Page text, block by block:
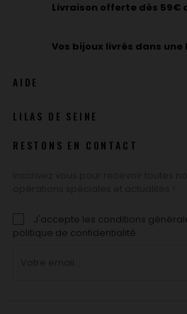
Livraison offerte dès 59€
Vos bijoux livrés dans
AIDE
LILAS DE SEINE
RESTONS EN CONTACT
J'accepte les conditions
politique de confidentialité